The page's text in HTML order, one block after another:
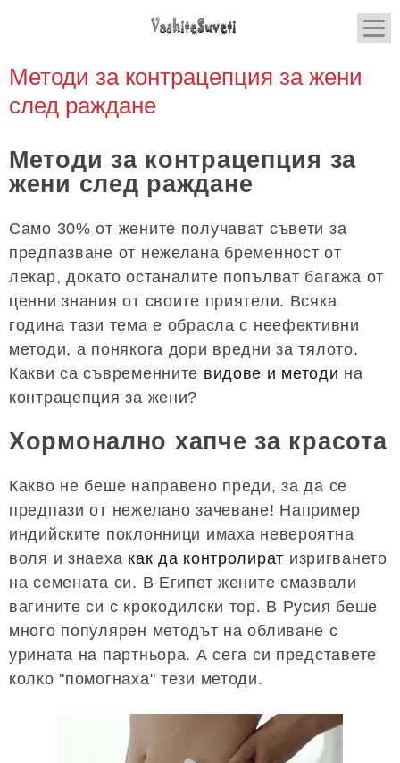
Методи за контрацепция за жени
след раждане
Методи за контрацепция за
жени след раждане
Само 30% от жените получават съвети за
предпазване от нежелана бременност от
лекар, докато останалите попълват багажа от
ценни знания от своите приятели. Всяка
година тази тема е обрасла с неефективни
методи, а понякога дори вредни за тялото.
Какви са съвременните видове и методи на
контрацепция за жени?
Хормонално хапче за красота
Какво не беше направено преди, за да се
предпази от нежелано зачеване! Например
индийските поклонници имаха невероятна
воля и знаеха как да контролират изригването
на семената си. В Египет жените смазвали
вагините си с крокодилски тор. В Русия беше
много популярен методът на обливане с
урината на партньора. А сега си представете
колко "помогнаха" тези методи.